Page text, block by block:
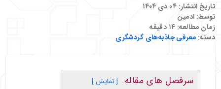
تاریخ انتشار: ۰۴ دی ۱۴۰۴
توسط: ادمین
زمان مطالعه: ۱۴ دقیقه
دسته: معرفی جاذبه‌های گردشگری
سرفصل های مقاله
[ نمایش ]